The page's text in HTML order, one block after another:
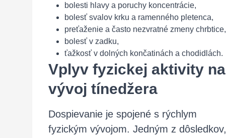
bolesti hlavy a poruchy koncentrácie,
bolesť svalov krku a ramenného pletenca,
preťaženie a často nezvratné zmeny chrbtice,
bolesť v zadku,
ťažkosť v dolných končatinách a chodidlách.
Vplyv fyzickej aktivity na
vývoj tínedžera
Dospievanie je spojené s rýchlym
fyzickým vývojom. Jedným z dôsledkov,